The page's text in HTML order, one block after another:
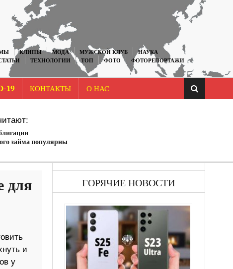
КЛИПЫ МОДА МУЖСКОЙ КЛУБ
НАУКА
ТЕХНОЛОГИИ ТОП ФОТО
ФОТОРЕПОРТАЖИ
19 КОНТАКТЫ О НАС
займа популярны
ситуации?
для
и
у
ГОРЯЧИЕ НОВОСТИ